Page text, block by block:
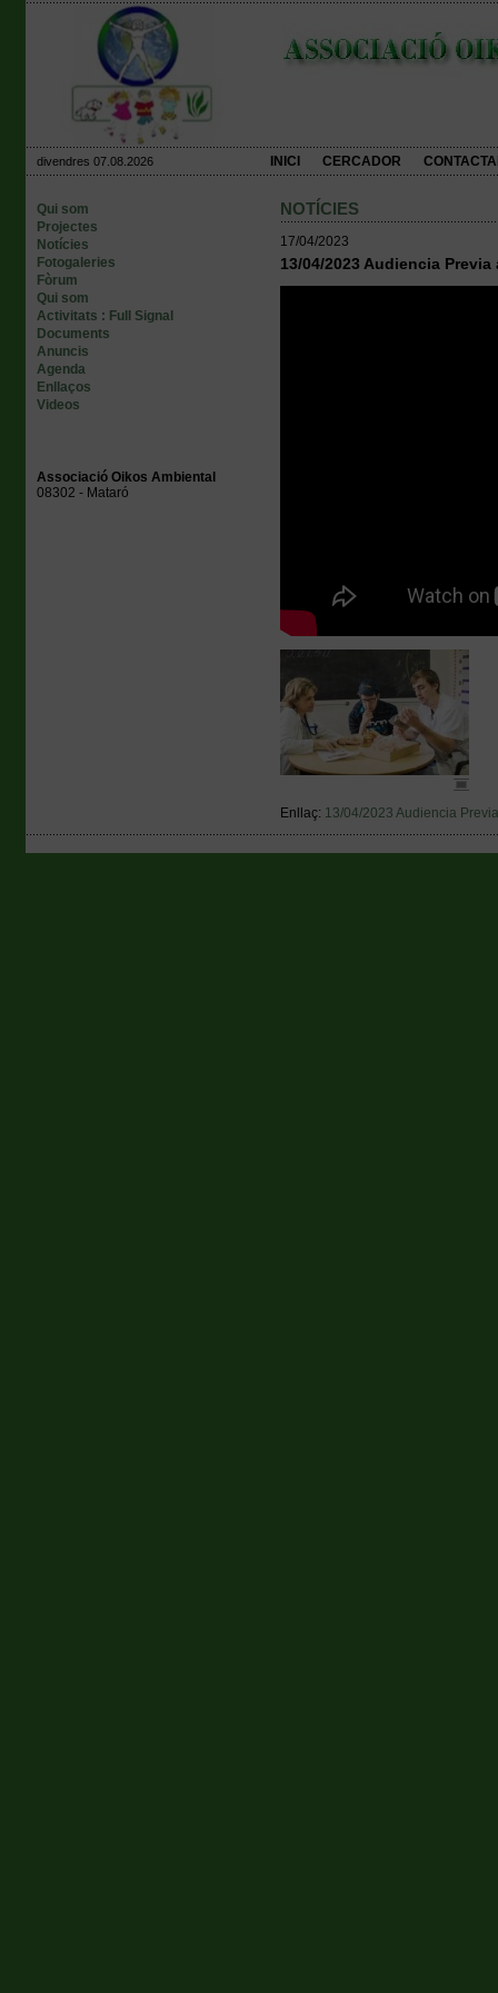
divendres 07.08.2026 INICI CERCADOR
Qui som
Projectes
Notícies
Fotogaleries
Fòrum
Qui som
Activitats : Full Signal
Documents
Anuncis
Agenda
Enllaços
Videos
Associació Oikos Ambiental
08302 - Mataró
NOTÍCIES
17/04/2023
13/04/2023 Audiencia
Enllaç: 13/04/2023 Audiencia